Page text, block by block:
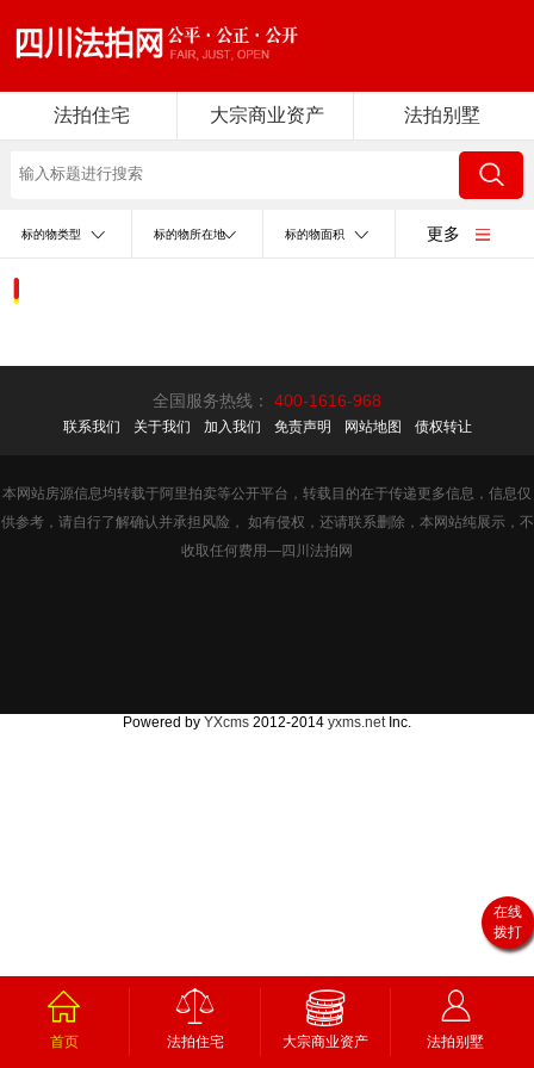
法拍住宅 大宗商业资产 法拍别墅
标的物类型 标的物所在地 标的物面积 更多
全国服务热线： 400-1616-968
联系我们 关于我们 加入我们 免责声明 网站地图 债权转让
本网站房源信息均转载于阿里拍卖等公开平台，转载目的在于传递更多信息，信息仅
供参考，请自行了解确认并承担风险， 如有侵权，还请联系删除，本网站纯展示，不
收取任何费用—四川法拍网
首页 法拍住宅 大宗商业资产 法拍别墅
在线
拨打
Powered by YXcms 2012-2014 yxms.netInc.